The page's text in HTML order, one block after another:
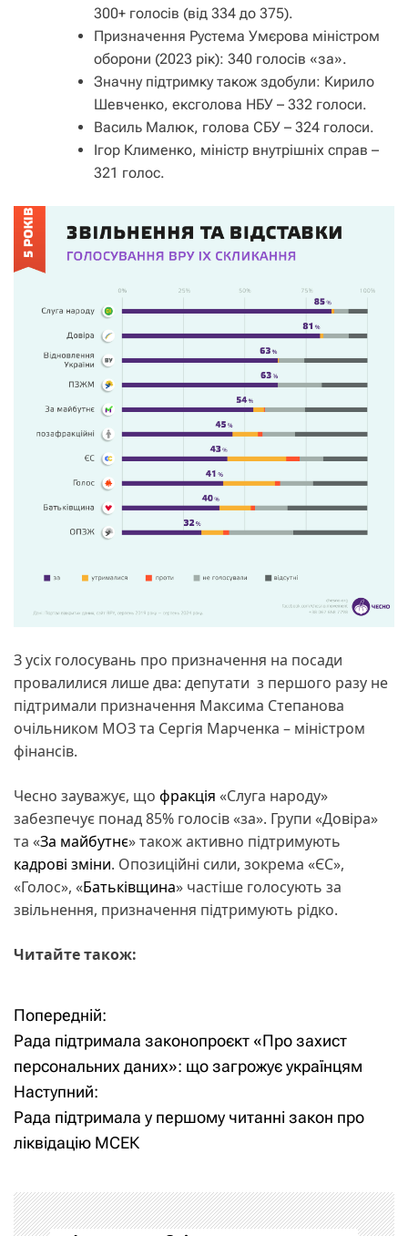
300+ голосів (від 334 до 375).
Призначення Рустема Умєрова міністром
оборони (2023 рік): 340 голосів «за».
Значну підтримку також здобули: Кирило
Шевченко, ексголова НБУ – 332 голоси.
Василь Малюк, голова СБУ – 324 голоси.
Ігор Клименко, міністр внутрішніх справ –
321 голос.
З усіх голосувань про призначення на посади
провалилися лише два: депутати з першого разу не
підтримали призначення Максима Степанова
очільником МОЗ та Сергія Марченка – міністром
фінансів.
Чесно зауважує, що фракція «Слуга народу»
забезпечує понад 85% голосів «за». Групи «Довіра»
та «За майбутнє» також активно підтримують
кадрові зміни. Опозиційні сили, зокрема «ЄС»,
«Голос», «Батьківщина» частіше голосують за
звільнення, призначення підтримують рідко.
Читайте також:
Н
а
в
і
а
Попередній:
Рада підтримала законопроєкт «Про захист
персональних даних»: що загрожує українцям
Наступний:
Рада підтримала у першому читанні закон про
ліквідацію МСЕК